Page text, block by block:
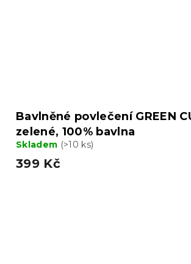
Bavlněné povlečení GREEN
zelené, 100% bavlna
Skladem (>10 ks)
399 Kč